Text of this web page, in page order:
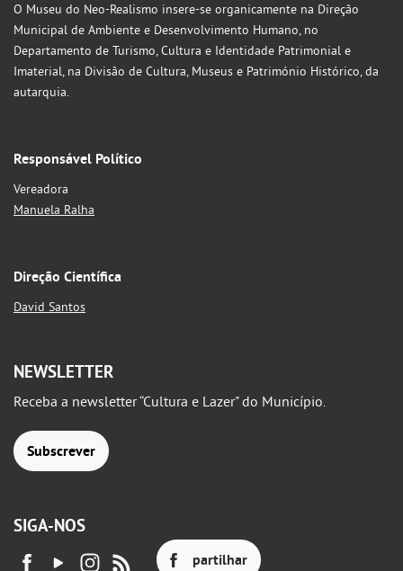
O Museu do Neo-Realismo insere-se organicamente na Direção
Municipal de Ambiente e Desenvolvimento Humano, no
Departamento de Turismo, Cultura e Identidade Patrimonial e
Imaterial, na Divisão de Cultura, Museus e Património Histórico, da
autarquia.
Responsável Político
Vereadora
Manuela Ralha
Direção Científica
David Santos
NEWSLETTER
Receba a newsletter “Cultura e Lazer" do Município.
Subscrever
SIGA-NOS
partilhar